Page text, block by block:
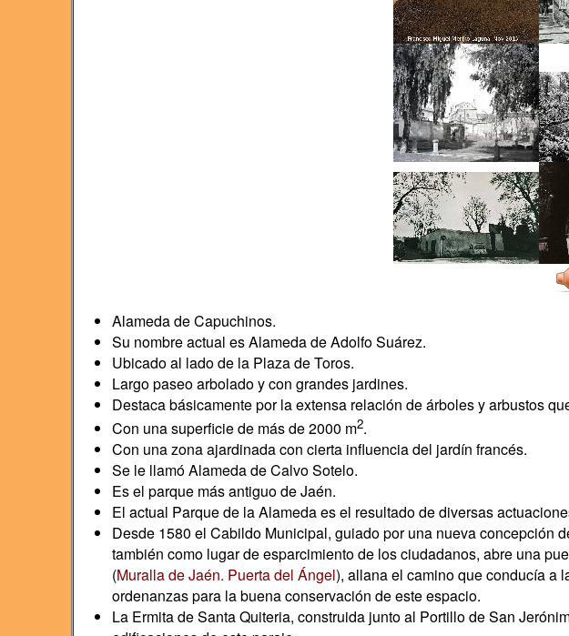
Alameda de Capuchinos.
Su nombre actual es Alameda de Adolfo Suárez.
Ubicado al lado de la Plaza de Toros.
Largo paseo arbolado y con grandes jardines.
Destaca básicamente por la extensa relación de árboles y arbustos
Con una superficie de más de 2000 m2.
Con una zona ajardinada con cierta influencia del jardín francés.
Se le llamó Alameda de Calvo Sotelo.
Es el parque más antiguo de Jaén.
El actual Parque de la Alameda es el resultado de diversas
Desde 1580 el Cabildo Municipal, guiado por una nueva concepción
también como lugar de esparcimiento de los ciudadanos, abre una
(Muralla de Jaén. Puerta del Ángel), allana el camino que conducía a
ordenanzas para la buena conservación de este espacio.
La Ermita de Santa Quiteria, construida junto al Portillo de San